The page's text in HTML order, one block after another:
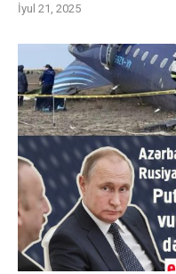
İyul 21, 2025